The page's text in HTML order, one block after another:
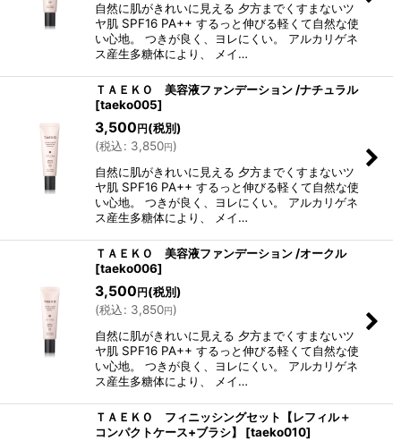
自然に肌がきれいに見える 夕方までくすまないツ
ヤ肌 SPF16 PA++ するっと伸びる軽くて自然な使
い心地。 つきが良く、ヨレにくい。 アルカリゲネ
ス産生多糖体により、 メイ…
ＴＡＥＫＯ 美容液ファンデーション /ナチュラル
[taeko005]
3,500円(税別)
(税込: 3,850円)
自然に肌がきれいに見える 夕方までくすまないツ
ヤ肌 SPF16 PA++ するっと伸びる軽くて自然な使
い心地。 つきが良く、ヨレにくい。 アルカリゲネ
ス産生多糖体により、 メイ…
ＴＡＥＫＯ 美容液ファンデーション /オークル
[taeko006]
3,500円(税別)
(税込: 3,850円)
自然に肌がきれいに見える 夕方までくすまないツ
ヤ肌 SPF16 PA++ するっと伸びる軽くて自然な使
い心地。 つきが良く、ヨレにくい。 アルカリゲネ
ス産生多糖体により、 メイ…
ＴＡＥＫＯ フィニッシングセット【レフィル＋
コンパクトケース+ブラシ】
[taeko010]